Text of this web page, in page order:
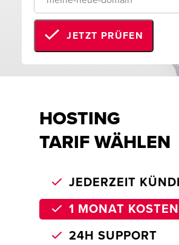
JETZT PRÜFEN
HOSTING
TARIF WÄHLEN
JEDERZEIT
1 MONAT
24H SUPPORT